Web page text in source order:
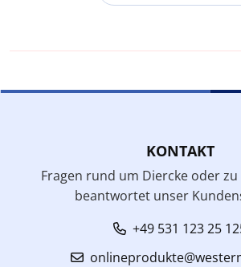
KONTAKT
Fragen rund um Diercke oder
beantwortet unser
+49 531 123 25